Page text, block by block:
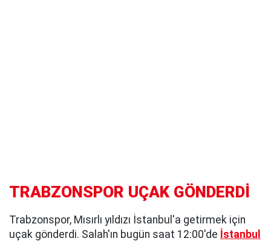
TRABZONSPOR UÇAK GÖNDERDİ
Trabzonspor, Mısırlı yıldızı İstanbul'a getirmek için
uçak gönderdi. Salah'ın bugün saat 12:00'de İstanbul